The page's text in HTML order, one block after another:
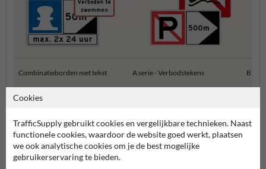
Combinatieborden met tekst A serie - Verbodstekens B
Cookies
TrafficSupply gebruikt cookies en vergelijkbare technieken. Naast
functionele cookies, waardoor de website goed werkt, plaatsen
we ook analytische cookies om je de best mogelijke
gebruikerservaring te bieden.